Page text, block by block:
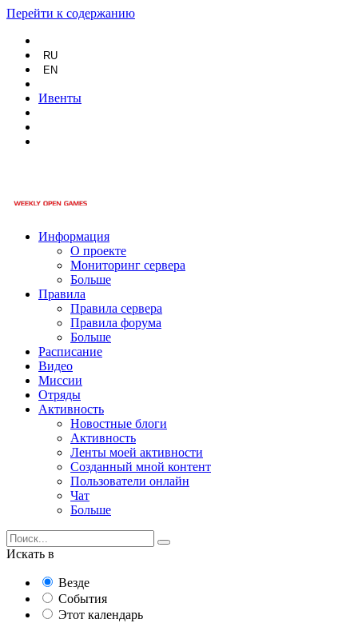
Перейти к содержанию
RU
EN
Ивенты
Информация
О проекте
Мониторинг сервера
Больше
Правила
Правила сервера
Правила форума
Больше
Расписание
Видео
Миссии
Отряды
Активность
Новостные блоги
Активность
Ленты моей активности
Созданный мной контент
Пользователи онлайн
Чат
Больше
Искать в
Везде
События
Этот календарь